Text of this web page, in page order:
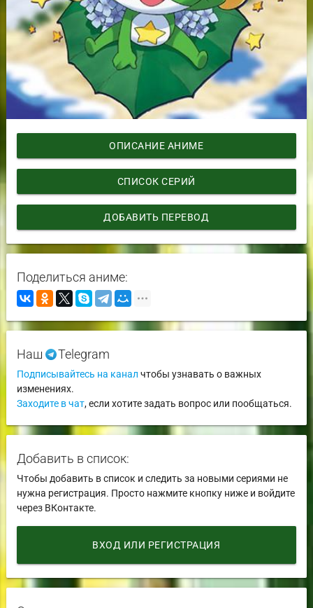
ОПИСАНИЕ АНИМЕ
СПИСОК СЕРИЙ
ДОБАВИТЬ ПЕРЕВОД
Поделиться аниме:
Наш Telegram
Подписывайтесь на канал чтобы узнавать о важных
изменениях.
Заходите в чат, если хотите задать вопрос или пообщаться.
Добавить в список:
Чтобы добавить в список и следить за новыми сериями не
нужна регистрация. Просто нажмите кнопку ниже и войдите
через ВКонтакте.
ВХОД ИЛИ РЕГИСТРАЦИЯ